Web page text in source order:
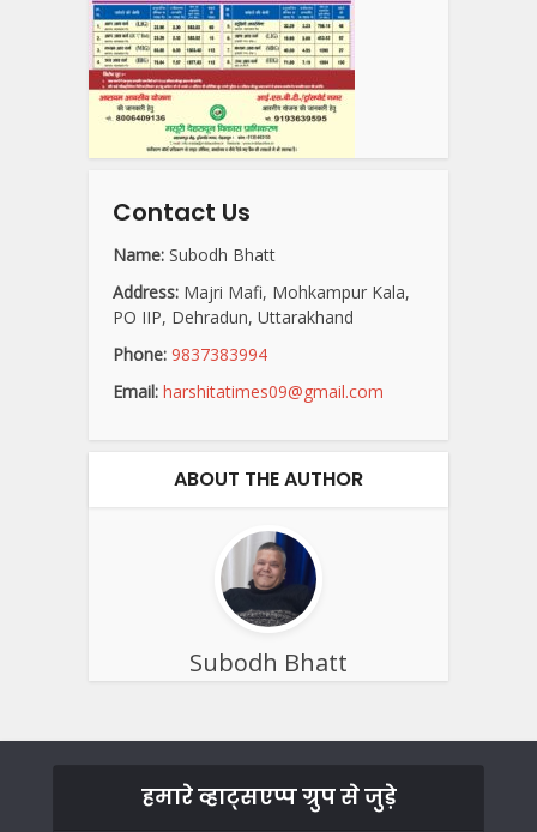
Contact Us
Name: Subodh Bhatt
Address: Majri Mafi, Mohkampur Kala,
PO IIP, Dehradun, Uttarakhand
Phone: 9837383994
Email: harshitatimes09@gmail.com
ABOUT THE AUTHOR
Subodh Bhatt
हमारे व्हाट्सएप्प ग्रुप से जुड़े